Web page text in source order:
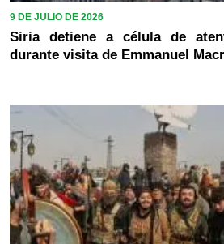
9 DE JULIO DE 2026
Siria detiene a célula de
durante visita de Emmanuel